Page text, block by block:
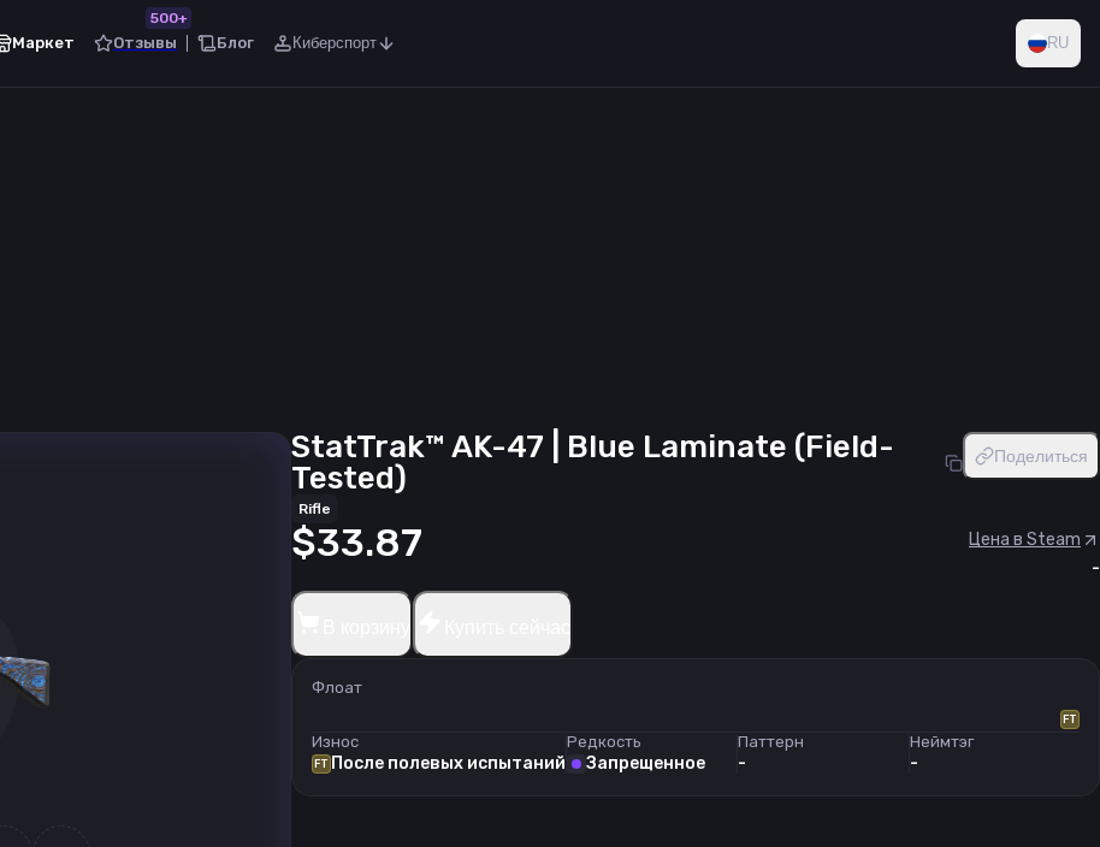
Маркет Отзывы
500+
Блог Киберспорт RU
StatTrak™ AK-47 | Blue Laminate (Field-
Tested)
Rifle
Поделиться
$33.87
Цена в Steam
-
Флоат
FT
Износ
FT После полевых испытаний
Редкость
Запрещенное
Паттерн
-
Неймтэг
-